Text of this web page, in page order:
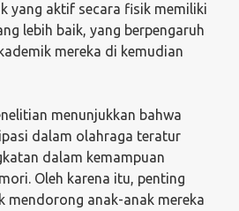
yang aktif secara fisik memiliki
lebih baik, yang berpengaruh
mereka di kemudian
menunjukkan bahwa
dalam olahraga teratur
dalam kemampuan
Oleh karena itu, penting
mendorong anak-anak mereka